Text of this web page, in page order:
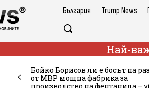
България Trump News
Най-
Бойко Борисов ли е босът на
от МВР мощна фабрика за